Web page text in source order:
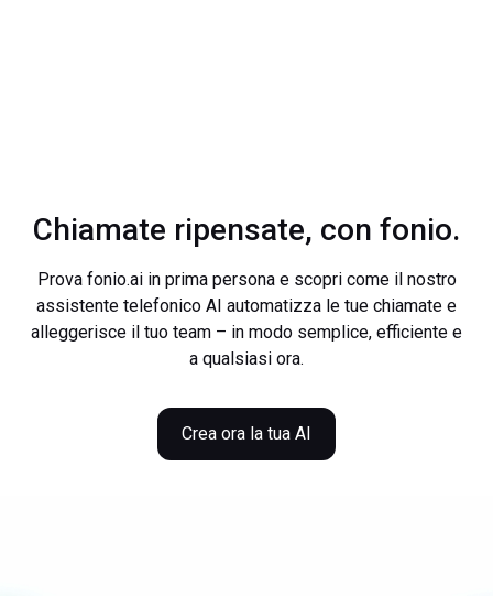
Chiamate ripensate, con fonio.
Prova fonio.ai in prima persona e scopri come il nostro
assistente telefonico AI automatizza le tue chiamate e
alleggerisce il tuo team – in modo semplice, efficiente e
a qualsiasi ora.
Crea ora la tua AI